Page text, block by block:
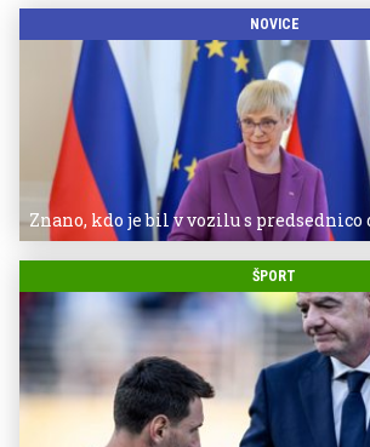
NOVICE
Znano, kdo je bil v vozilu s predsednico
ŠPORT